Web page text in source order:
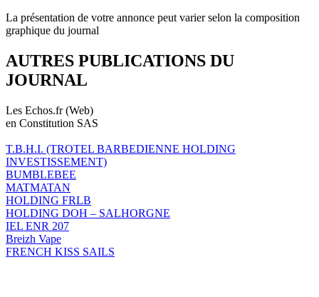
La présentation de votre annonce peut varier selon la composition
graphique du journal
AUTRES PUBLICATIONS DU
JOURNAL
Les Echos.fr (Web)
en Constitution SAS
T.B.H.I. (TROTEL BARBEDIENNE HOLDING
INVESTISSEMENT)
BUMBLEBEE
MATMATAN
HOLDING FRLB
HOLDING DOH – SALHORGNE
IEL ENR 207
Breizh Vape
FRENCH KISS SAILS